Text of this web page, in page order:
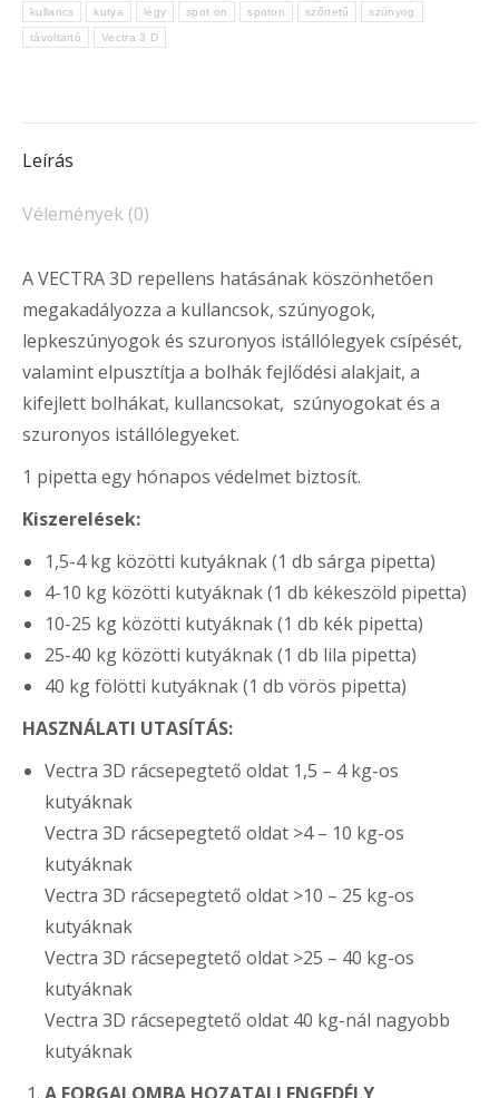
1
db
kullancs kutya légy spot on spoton szőrtetű szúnyog
távoltartó Vectra 3 D
Leírás
Vélemények (0)
A VECTRA 3D repellens hatásának köszönhetően
megakadályozza a kullancsok, szúnyogok,
lepkeszúnyogok és szuronyos istállólegyek csípését,
valamint elpusztítja a bolhák fejlődési alakjait, a
kifejlett bolhákat, kullancsokat, szúnyogokat és a
szuronyos istállólegyeket.
1 pipetta egy hónapos védelmet biztosít.
Kiszerelések:
1,5-4 kg közötti kutyáknak (1 db sárga pipetta)
4-10 kg közötti kutyáknak (1 db kékeszöld pipetta)
10-25 kg közötti kutyáknak (1 db kék pipetta)
25-40 kg közötti kutyáknak (1 db lila pipetta)
40 kg fölötti kutyáknak (1 db vörös pipetta)
HASZNÁLATI UTASÍTÁS:
Vectra 3D rácsepegtető oldat 1,5 – 4 kg-os
kutyáknak
Vectra 3D rácsepegtető oldat >4 – 10 kg-os
kutyáknak
Vectra 3D rácsepegtető oldat >10 – 25 kg-os
kutyáknak
Vectra 3D rácsepegtető oldat >25 – 40 kg-os
kutyáknak
Vectra 3D rácsepegtető oldat 40 kg-nál nagyobb
kutyáknak